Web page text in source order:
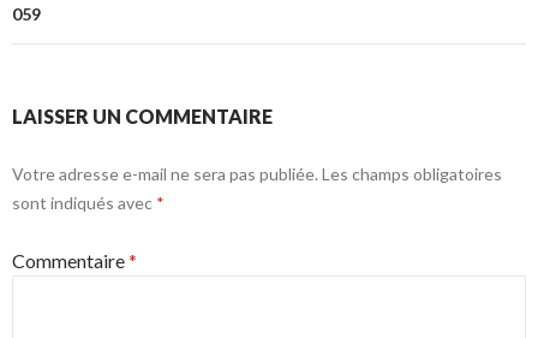
059
LAISSER UN COMMENTAIRE
Votre adresse e-mail ne sera pas publiée. Les champs obligatoires
sont indiqués avec *
Commentaire*